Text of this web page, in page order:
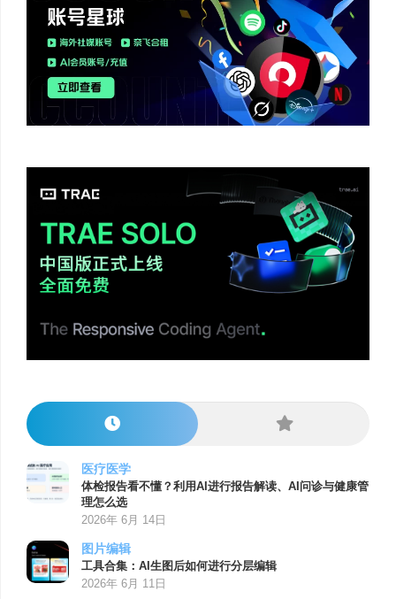
医疗医学
体检报告看不懂？利用AI进行报告解读、AI问诊与健康管
理怎么选
2026年 6月 14日
图片编辑
工具合集：AI生图后如何进行分层编辑
2026年 6月 11日